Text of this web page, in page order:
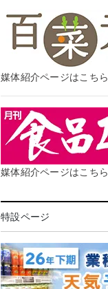
媒体紹介ページはこちら
媒体紹介ページはこちら
特設ページ